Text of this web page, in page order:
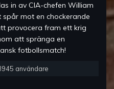
in av CIA-chefen William
mot en chockerande
provocera fram ett krig
att spränga en
fotbollsmatch!
användare